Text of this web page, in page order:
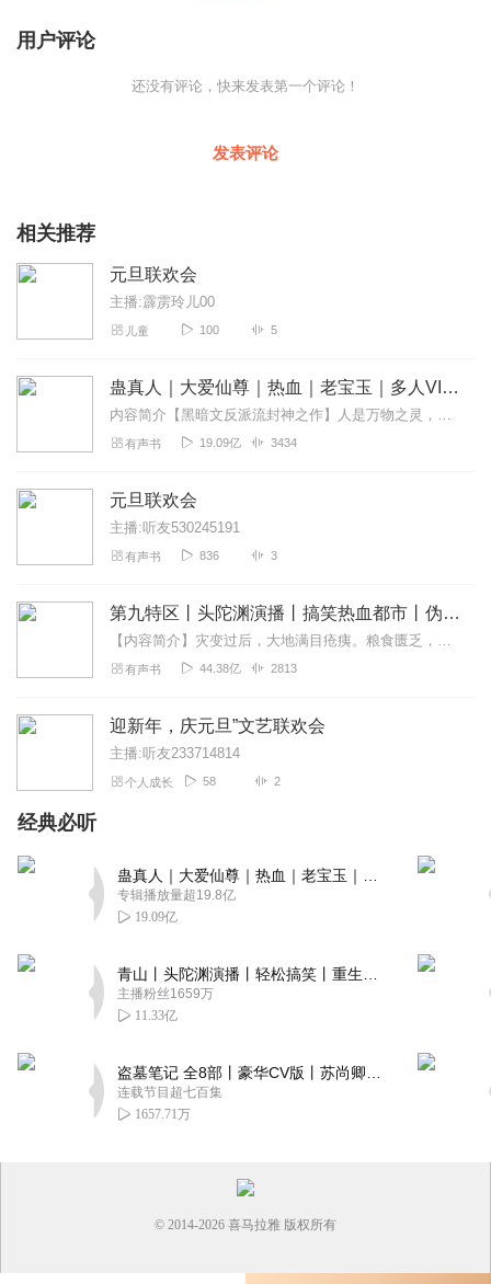
用户评论
还没有评论，快来发表第一个评论！
发表评论
相关推荐
元旦联欢会
主播:霹雳玲儿00
儿童 100 5
蛊真人｜大爱仙尊｜热血｜老宝玉｜多人VIP免费有声剧
内容简介【黑暗文反派流封神之作】人是万物之灵，蛊是天地真精。一个穿越者不断重生的故事。一个养蛊、炼蛊、用蛊的奇特世界。配音组（男角色）老宝玉旁白...
有声书 19.09亿 3434
元旦联欢会
主播:听友530245191
有声书 836 3
第九特区丨头陀渊演播丨搞笑热血都市丨伪戒丨VIP免费多人有声剧
【内容简介】灾变过后，大地满目疮痍。粮食匮乏，资源紧俏，局势混乱……一位从待规划区杀出来的青年，背对着漫天黄沙，孤身来到九区谋生，却不曾想偶然结识三五好友，一念...
有声书 44.38亿 2813
迎新年，庆元旦”文艺联欢会
主播:听友233714814
个人成长 58 2
经典必听
专辑播放量超19.8亿
19.09亿
主播粉丝1659万
11.33亿
连载节目超七百集
1657.71万
© 2014-2026 喜马拉雅 版权所有